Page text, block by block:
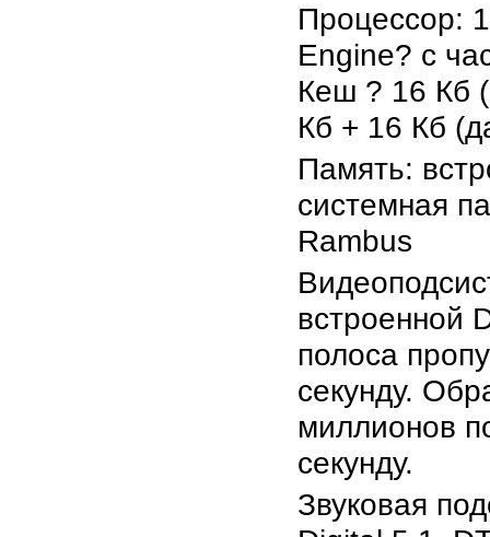
Процессор:
Engine? с
Кеш ? 16 Кб
Кб + 16 Кб
Память:
системная
Rambus
встроенной
полоса
секунду.
миллионов
секунду.
Звуковая